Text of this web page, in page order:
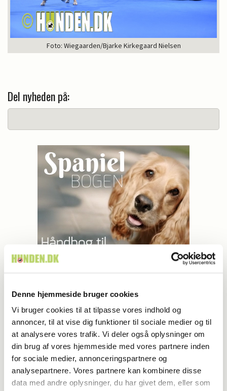
Denne hjemmeside bruger cookies
Vi bruger cookies til at tilpasse vores indhold og
annoncer, til at vise dig funktioner til sociale medier og til
at analysere vores trafik. Vi deler også oplysninger om
din brug af vores hjemmeside med vores partnere inden
for sociale medier, annonceringspartnere og
analysepartnere. Vores partnere kan kombinere disse
data med andre oplysninger, du har givet dem, eller som
Foto: Wiegaarden/Bjarke Kirkegaard Nielsen
Del nyheden på:
LÆS OGSÅ